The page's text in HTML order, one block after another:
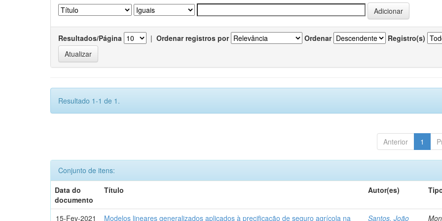
Resultados/Página | Ordenar registros por Ordenar Registro(s)
Resultado 1-1 de 1.
Anterior 1
Conjunto de itens:
Data do
documento
Título Autor(es)
15-Fev-2021 Modelos lineares generalizados aplicados à precificação de seguro agrícola na Santos, João